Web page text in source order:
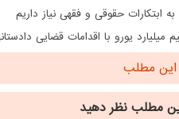
ابتکارات حقوقی و فقهی نیاز داریم
این مطلب
مطلب نظر دهید